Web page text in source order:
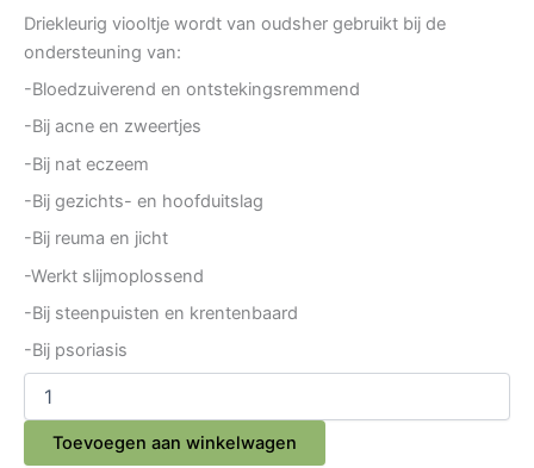
Driekleurig viooltje wordt van oudsher gebruikt bij de
ondersteuning van:
-Bloedzuiverend en ontstekingsremmend
-Bij acne en zweertjes
-Bij nat eczeem
-Bij gezichts- en hoofduitslag
-Bij reuma en jicht
-Werkt slijmoplossend
-Bij steenpuisten en krentenbaard
-Bij psoriasis
Toevoegen aan winkelwagen